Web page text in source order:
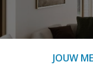
JOUW